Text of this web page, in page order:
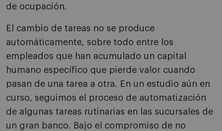
de ocupación.
El cambio de tareas no se produce
automáticamente, sobre todo entre los
empleados que han acumulado un capital
humano específico que pierde valor cuando
pasan de una tarea a otra. En un estudio aún en
curso, seguimos el proceso de automatización
de algunas tareas rutinarias en las sucursales de
un gran banco. Bajo el compromiso de no